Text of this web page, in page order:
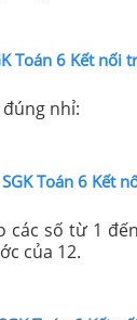
Toán 6 Kết nối
nhỉ:
Toán 6 Kết
các số từ 1
của 12.